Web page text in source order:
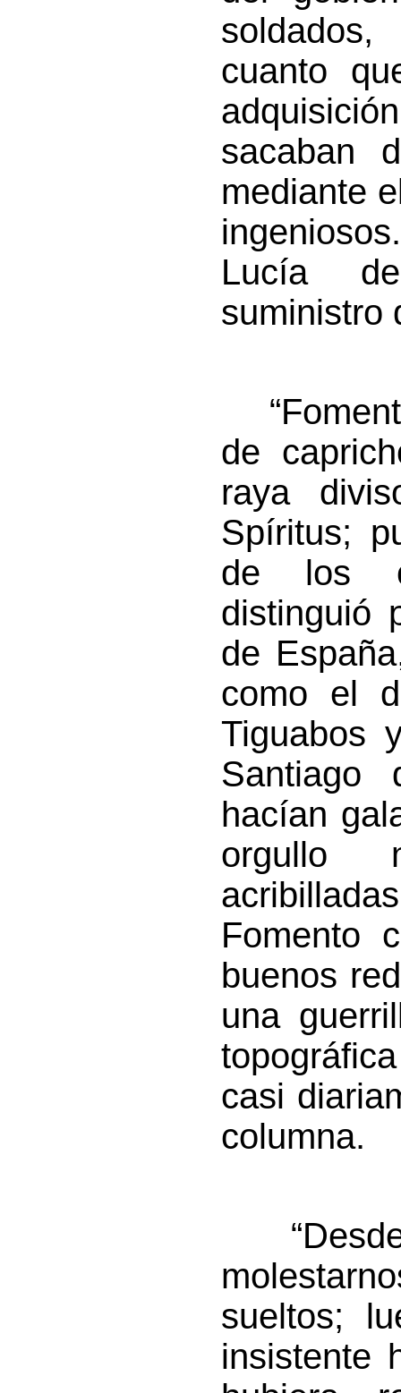
cuanto
sacaban
mediante
Lucía
suministro
de
raya
Spíritus;
de los
distinguió
de
como el
Tiguabos
Santiago
hacían
orgullo
Fomento
buenos
una
casi
columna.
“Desde
sueltos;
insistente